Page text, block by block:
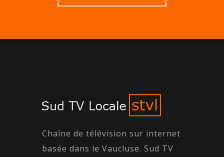
Chaîne de télévision sur internet
basée dans le Vaucluse. Sud TV